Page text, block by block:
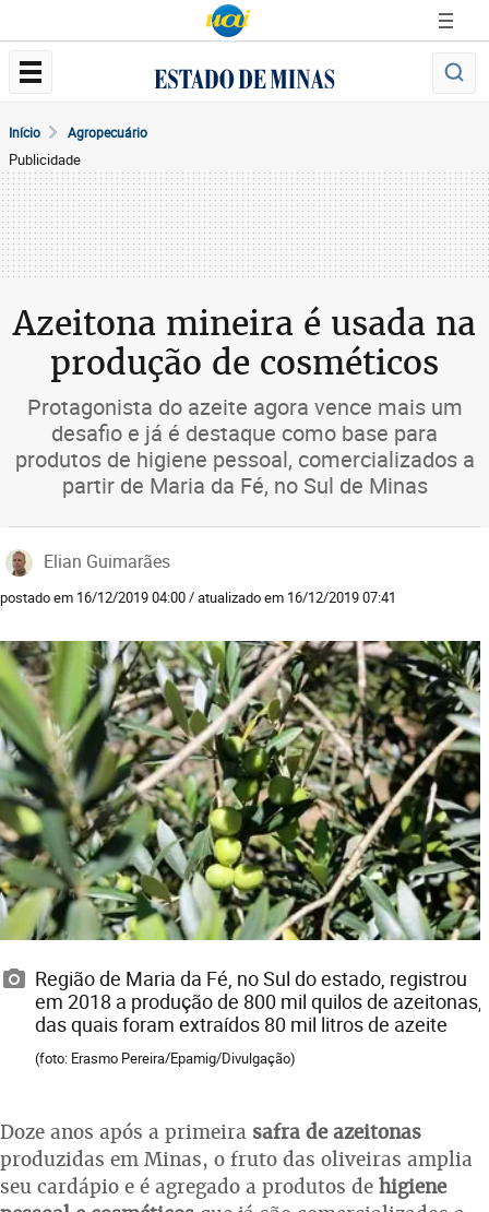
Início Agropecuário
Publicidade
Azeitona mineira é usada na
produção de cosméticos
Protagonista do azeite agora vence mais um
desafio e já é destaque como base para
produtos de higiene pessoal, comercializados a
partir de Maria da Fé, no Sul de Minas
Elian Guimarães
postado em 16/12/2019 04:00 / atualizado em 16/12/2019 07:41
Região de Maria da Fé, no Sul do estado, registrou
em 2018 a produção de 800 mil quilos de azeitonas,
das quais foram extraídos 80 mil litros de azeite
(foto: Erasmo Pereira/Epamig/Divulgação)
Doze anos após a primeira safra de azeitonas
produzidas em Minas, o fruto das oliveiras amplia
seu cardápio e é agregado a produtos de higiene